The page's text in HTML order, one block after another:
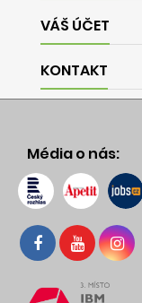
VÁŠ ÚČET
KONTAKT
Média o nás: